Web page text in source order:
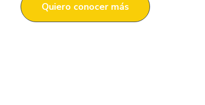
Quiero conocer más